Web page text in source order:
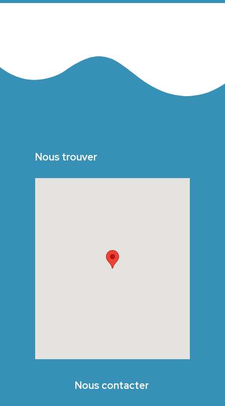
Nous trouver
Nous contacter